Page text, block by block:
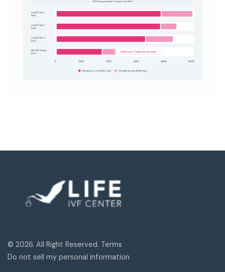
© 2026. All Right Reserved. Terms
Do not sell my personal information